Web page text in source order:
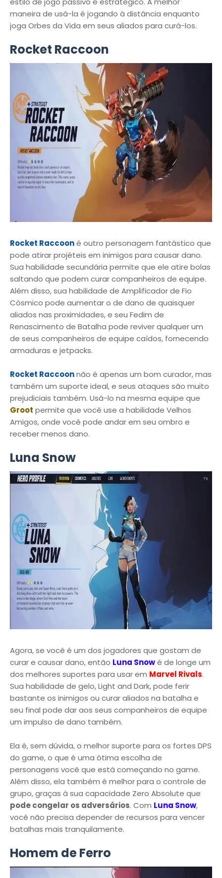
maneira de usá-la é jogando à distância enquanto
joga Orbes da Vida em seus aliados para curá-los.
Rocket Raccoon
Rocket Raccooné outro personagem fantástico que
pode atirar projéteis em inimigos para causar dano.
Sua habilidade secundária permite que ele atire bolas
saltando que podem curar companheiros de equipe.
Além disso, sua habilidade de Amplificador de Fio
Cósmico pode aumentar o de dano de quaisquer
aliados nas proximidades, e seu Fedim de
Renascimento de Batalha pode reviver qualquer um
de seus companheiros de equipe caídos, fornecendo
armaduras e jetpacks.
Rocket Raccoonnão é apenas um bom curador, mas
também um suporte ideal, e seus ataques são muito
prejudiciais também. Usá-lo na mesma equipe que
Groot permite que você use a habilidade Velhos
Amigos, onde você pode andar em seu ombro e
receber menos dano.
Luna Snow
Agora, se você é um dos jogadores que gostam de
curar e causar dano, então Luna Snowé de longe um
dos melhores suportes para usar em Marvel Rivals.
Sua habilidade de gelo, Light and Dark, pode ferir
bastante os inimigos ou curar aliados na batalha e
seu final pode dar aos seus companheiros de equipe
um impulso de dano também.
Ela é, sem dúvida, o melhor suporte para os fortes DPS
do game, o que é uma ótima escolha de
personagens você que está começando no game.
Além disso, ela também é melhor para o controle de
grupo, graças à sua capacidade Zero Absolute que
pode congelar os adversários. Com Luna Snow,
você não precisa depender de recursos para vencer
batalhas mais tranquilamente.
Homem de Ferro